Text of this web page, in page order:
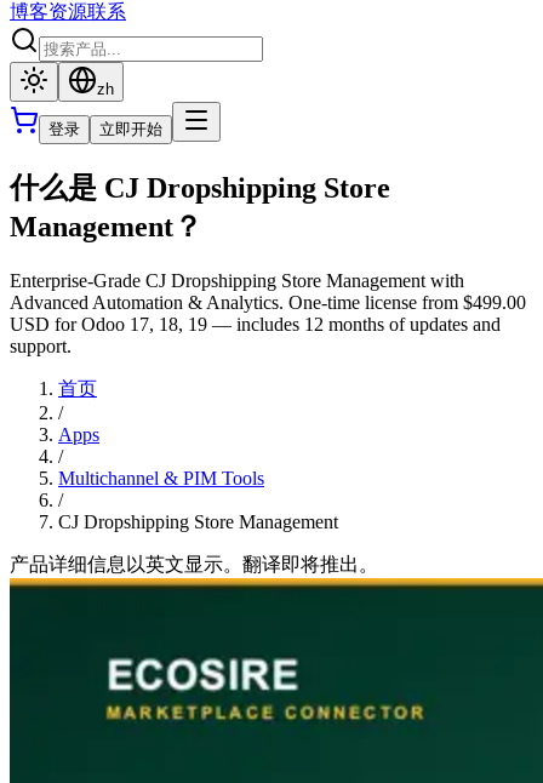
博客资源联系
zh
登录 立即开始
什么是 CJ Dropshipping Store
Management？
Enterprise-Grade CJ Dropshipping Store Management with
Advanced Automation & Analytics. One-time license from $499.00
USD for Odoo 17, 18, 19 — includes 12 months of updates and
support.
首页
/
Apps
/
Multichannel & PIM Tools
/
CJ Dropshipping Store Management
产品详细信息以英文显示。翻译即将推出。